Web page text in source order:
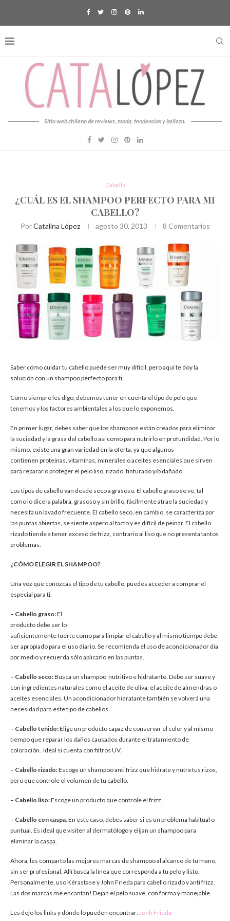
Sitio web chileno de reviews, moda, tendencias y belleza.
Cabello
¿CUÁL ES EL SHAMPOO PERFECTO PARA MI
CABELLO?
PorCatalina López agosto 30, 2013 8 Comentarios
Saber cómo cuidar tu cabello puede ser muy difícil, pero aquí te doy la
solución con un shampoo perfecto para ti.
Como siempre les digo, debemos tener en cuenta el tipo de pelo que
tenemos y los factores ambientales a los que lo exponemos.
En primer lugar, debes saber que los shampoos están creados para eliminar
la suciedad y la grasa del cabello así como para nutrirlo en profundidad. Por lo
mismo, existe una gran variedad en la oferta, ya que algunos
contienen proteínas, vitaminas, minerales o aceites esenciales que sirven
para reparar o proteger el pelo liso, rizado, tinturado y/o dañado.
Los tipos de cabello van desde seco a grasoso. El cabello graso se ve, tal
como lo dice la palabra, grasoso y sin brillo, fácilmente atrae la suciedad y
necesita un lavado frecuente. El cabello seco, en cambio, se caracteriza por
las puntas abiertas, se siente aspero al tacto y es difícil de peinar. El cabello
rizado tiende a tener exceso de frizz, contrario al liso que no presenta tantos
problemas.
¿CÓMO ELEGIR EL SHAMPOO?
Una vez que conozcas el tipo de tu cabello, puedes acceder a comprar el
especial para ti.
– Cabello graso:El
producto debe ser lo
suficientemente fuerte como para limpiar el cabello y al mismo tiempo debe
ser apropiado para el uso diario. Se recomienda el uso de acondicionador día
por medio y recuerda sólo aplicarlo en las puntas.
– Cabello seco:Busca un shampoo nutritivo e hidratante. Debe ser suave y
con ingredientes naturales como el aceite de oliva, el aceite de almendras o
aceites esenciales. Un acondicionador hidratante también se volverá una
necesidad para este tipo de cabellos.
– Cabello teñido:Elige un producto capaz de conservar el color y al mismo
tiempo que reparar los daños causados durante el tratamiento de
coloración. Ideal si cuenta con filtros UV.
– Cabello rizado:Escoge un shampoo anti frizz que hidrate y nutra tus rizos,
pero que controle el volumen de tu cabello.
– Cabello liso:Escoge un producto que controle el frizz,
– Cabello con caspa: En este caso, debes saber si es un problema habitual o
puntual. Es ideal que visiten al dermatólogo y elijan un shampoo para
eliminar la caspa.
Ahora, les comparto las mejores marcas de shampoo al alcance de tu mano,
sin ser profesional. Allí busca la línea que corresponda a tu pelo y listo.
Personalmente, uso Kérastase y John Frieda para cabello rizado y anti frizz.
Las dos marcas me encantan! Dejan el pelo suave, con forma y manejable.
Les dejo los links y dónde lo pueden encontrar: Jonh Frieda